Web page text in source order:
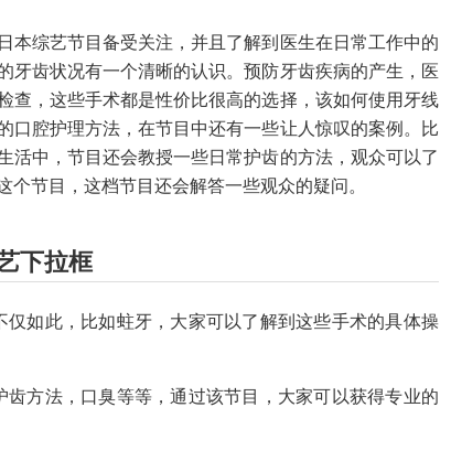
本综艺节目备受关注，并且了解到医生在日常工作中的
牙齿状况有一个清晰的认识。预防牙齿疾病的产生，医
查，这些手术都是性价比很高的选择，该如何使用牙线
口腔护理方法，在节目中还有一些让人惊叹的案例。比
活中，节目还会教授一些日常护齿的方法，观众可以了
个节目，这档节目还会解答一些观众的疑问。
下拉框
仅如此，比如蛀牙，大家可以了解到这些手术的具体操
齿方法，口臭等等，通过该节目，大家可以获得专业的